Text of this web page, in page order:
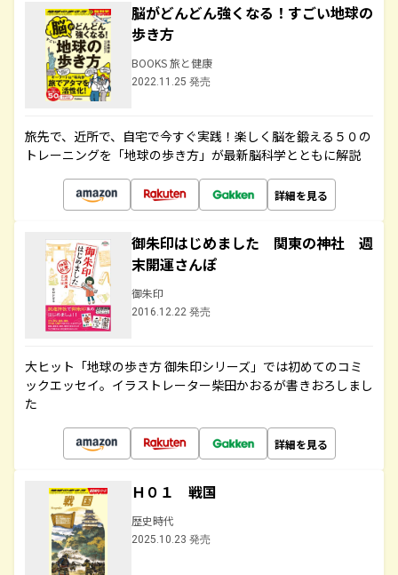
脳がどんどん強くなる！すごい地球の
歩き方
BOOKS 旅と健康
2022.11.25 発売
旅先で、近所で、自宅で今すぐ実践！楽しく脳を鍛える５０の
トレーニングを「地球の歩き方」が最新脳科学とともに解説
詳細を見る
御朱印はじめました 関東の神社 週
末開運さんぽ
御朱印
2016.12.22 発売
大ヒット「地球の歩き方 御朱印シリーズ」では初めてのコミ
ックエッセイ。イラストレーター柴田かおるが書きおろしまし
た
詳細を見る
Ｈ０１ 戦国
歴史時代
2025.10.23 発売